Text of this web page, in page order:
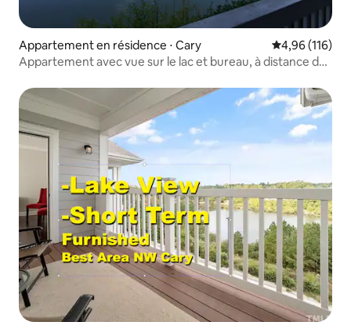
Appartement en résidence ⋅ Cary Évaluation
4,96 (116)
Appartement avec vue sur le lac et bureau, à distance de